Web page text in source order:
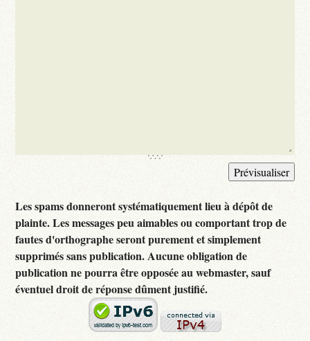
Les spams donneront systématiquement lieu à dépôt de
plainte. Les messages peu aimables ou comportant trop de
fautes d'orthographe seront purement et simplement
supprimés sans publication. Aucune obligation de
publication ne pourra être opposée au webmaster, sauf
éventuel droit de réponse dûment justifié.